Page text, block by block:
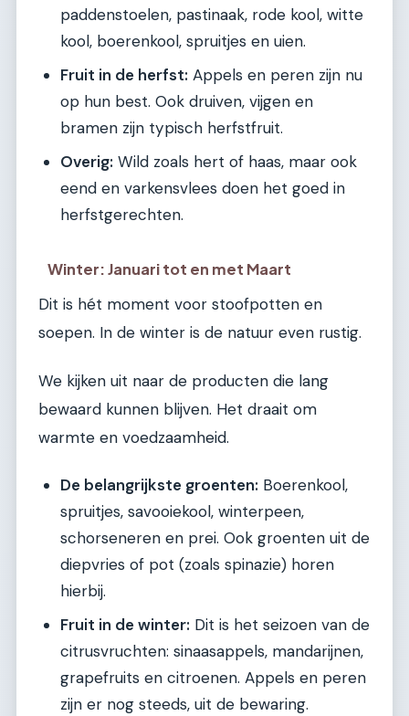
paddenstoelen, pastinaak, rode kool, witte
kool, boerenkool, spruitjes en uien.
Fruit in de herfst: Appels en peren zijn nu
op hun best. Ook druiven, vijgen en
bramen zijn typisch herfstfruit.
Overig: Wild zoals hert of haas, maar ook
eend en varkensvlees doen het goed in
herfstgerechten.
Winter: Januari tot en met Maart
Dit is hét moment voor stoofpotten en
soepen. In de winter is de natuur even rustig.
We kijken uit naar de producten die lang
bewaard kunnen blijven. Het draait om
warmte en voedzaamheid.
De belangrijkste groenten: Boerenkool,
spruitjes, savooiekool, winterpeen,
schorseneren en prei. Ook groenten uit de
diepvries of pot (zoals spinazie) horen
hierbij.
Fruit in de winter: Dit is het seizoen van de
citrusvruchten: sinaasappels, mandarijnen,
grapefruits en citroenen. Appels en peren
zijn er nog steeds, uit de bewaring.